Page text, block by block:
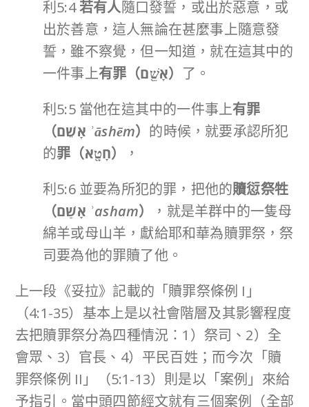
利5:4若有人隨口發誓，或出於惡意，或
出於善意，這人無論在甚麼事上隨意發
誓，雖不察覺，但一知道，就在這其中的
一件事上有罪（אָשֵׁ֖ם） 了。
利5:5 當他在這其中的一件事上有罪
（אָשֵׁם ʾāshēm） 的時候，就要承認所犯
的罪（חָטָ֖א）
，
利5:6 並要為所犯的罪，把他的贖愆祭牲
（אָשַׁם ʾasham）
，就是羊群中的一隻母
綿羊或母山羊，獻給耶和華為贖罪祭，祭
司要為他的罪贖了他。
上一段《妥拉》記載的「贖罪祭條例 I」
（4:1-35）基本上是以社會階層及其影響程度
去把贖罪祭分為四種情況：1）祭司、2）全
會眾、3）官長、4）平民百姓；而今次「贖
罪祭條例 II」（5:1-13）則是以「案例」來給
予指引。當中頭四節經文就有三個案例（全部